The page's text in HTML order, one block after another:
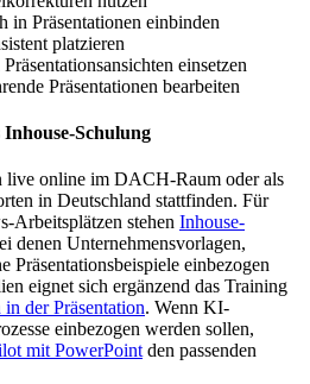
in Präsentationen einbinden
platzieren
einsetzen
Präsentationen bearbeiten
Schulung
live online im DACH-Raum oder als
in Deutschland stattfinden. Für
Arbeitsplätzen stehen Inhouse-
denen Unternehmensvorlagen,
Präsentationsbeispiele einbezogen
eignet sich ergänzend das Training
der Präsentation. Wenn KI-
einbezogen werden sollen,
mit PowerPoint den passenden